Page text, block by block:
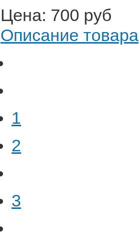
Цена: 700 руб
Описание товара
1
2
3